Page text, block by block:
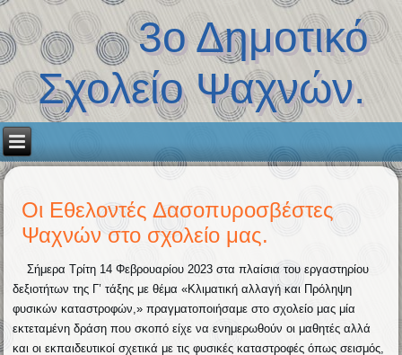
3ο Δημοτικό
Σχολείο Ψαχνών.
Οι Εθελοντές Δασοπυροσβέστες
Ψαχνών στο σχολείο μας.
Σήμερα Τρίτη 14 Φεβρουαρίου 2023 στα πλαίσια του εργαστηρίου
δεξιοτήτων της Γ’ τάξης με θέμα «Κλιματική αλλαγή και Πρόληψη
φυσικών καταστροφών,» πραγματοποιήσαμε στο σχολείο μας μία
εκτεταμένη δράση που σκοπό είχε να ενημερωθούν οι μαθητές αλλά
και οι εκπαιδευτικοί σχετικά με τις φυσικές καταστροφές όπως σεισμός,